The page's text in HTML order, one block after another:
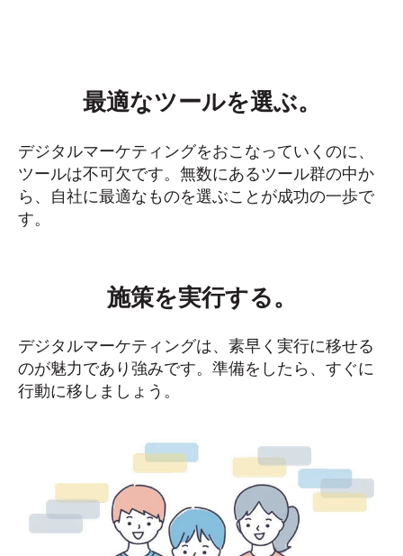
最適なツールを選ぶ。
デジタルマーケティングをおこなっていくのに、
ツールは不可欠です。無数にあるツール群の中か
ら、自社に最適なものを選ぶことが成功の一歩で
す。
施策を実行する。
デジタルマーケティングは、素早く実行に移せる
のが魅力であり強みです。準備をしたら、すぐに
行動に移しましょう。